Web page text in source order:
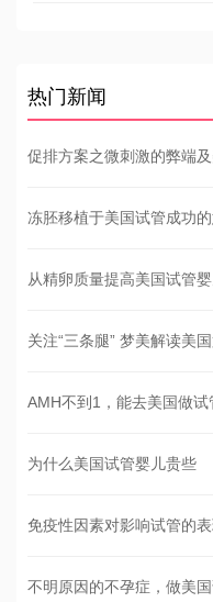
热门新闻
促排方案之微刺激的弊端
冻胚移植于美国试管成功
从精卵质量提高美国试管
关注“三条腿” 梦美解读美
AMH不到1，能去美国做试
为什么美国试管婴儿贵些
免疫性因素对影响试管的
不明原因的不孕症，做美